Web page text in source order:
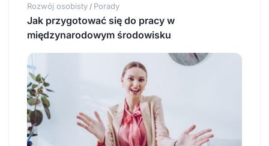
Rozwój osobisty / Porady
Jak przygotować się do pracy w
międzynarodowym środowisku